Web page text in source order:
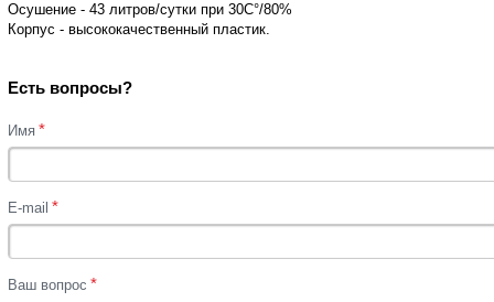
Осушение - 43 литров/сутки при 30С°/80%
Корпус - высококачественный пластик.
Есть вопросы?
Имя *
E-mail *
Ваш вопрос *